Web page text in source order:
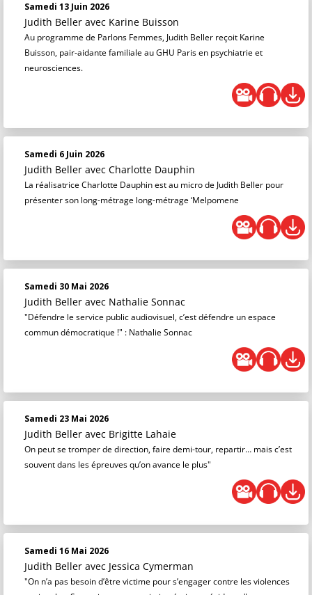
Samedi 13 Juin 2026
Judith Beller avec Karine Buisson
Au programme de Parlons Femmes, Judith Beller reçoit Karine
Buisson, pair-aidante familiale au GHU Paris en psychiatrie et
neurosciences.
Samedi 6 Juin 2026
Judith Beller avec Charlotte Dauphin
La réalisatrice Charlotte Dauphin est au micro de Judith Beller pour
présenter son long-métrage long-métrage ‘Melpomene
Samedi 30 Mai 2026
Judith Beller avec Nathalie Sonnac
"Défendre le service public audiovisuel, c’est défendre un espace
commun démocratique !" : Nathalie Sonnac
Samedi 23 Mai 2026
Judith Beller avec Brigitte Lahaie
On peut se tromper de direction, faire demi-tour, repartir… mais c’est
souvent dans les épreuves qu’on avance le plus"
Samedi 16 Mai 2026
Judith Beller avec Jessica Cymerman
"On n’a pas besoin d’être victime pour s’engager contre les violences